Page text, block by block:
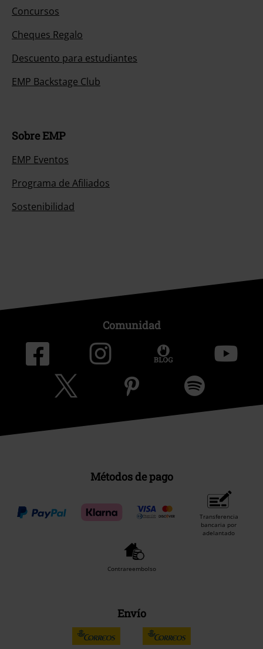
Concursos
Cheques Regalo
Descuento para estudiantes
EMP Backstage Club
Sobre EMP
EMP Eventos
Programa de Afiliados
Sostenibilidad
Comunidad
Métodos de pago
Transferencia
bancaria por
adelantado
Contrareembolso
Envío